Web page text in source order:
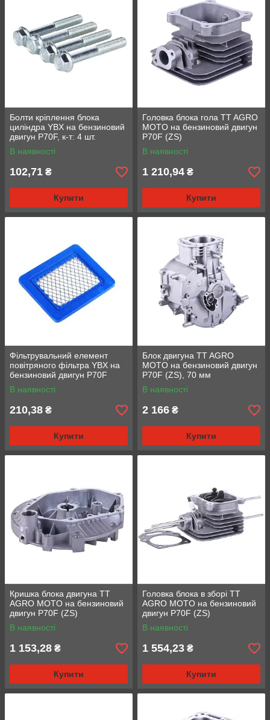
Болти кріплення блока
циліндра YBX на бензиновий
двигун P70F, к-т: 4 шт.
В наявності
102,71 ₴
Купити
Головка блока гола TT AGRO
MOTO на бензиновий двигун
P70F (ZS)
В наявності
1 210,94 ₴
Купити
Фільтрувальний елемент
повітряного фільтра YBX на
бензиновий двигун P70F
В наявності
210,38 ₴
Купити
Блок двигуна TT AGRO
MOTO на бензиновий двигун
P70F (ZS), 70 мм
В наявності
2 166 ₴
Купити
Кришка блока двигуна TT
AGRO MOTO на бензиновий
двигун P70F (ZS)
В наявності
1 153,28 ₴
Купити
Головка блока в зборі TT
AGRO MOTO на бензиновий
двигун P70F (ZS)
В наявності
1 554,23 ₴
Купити